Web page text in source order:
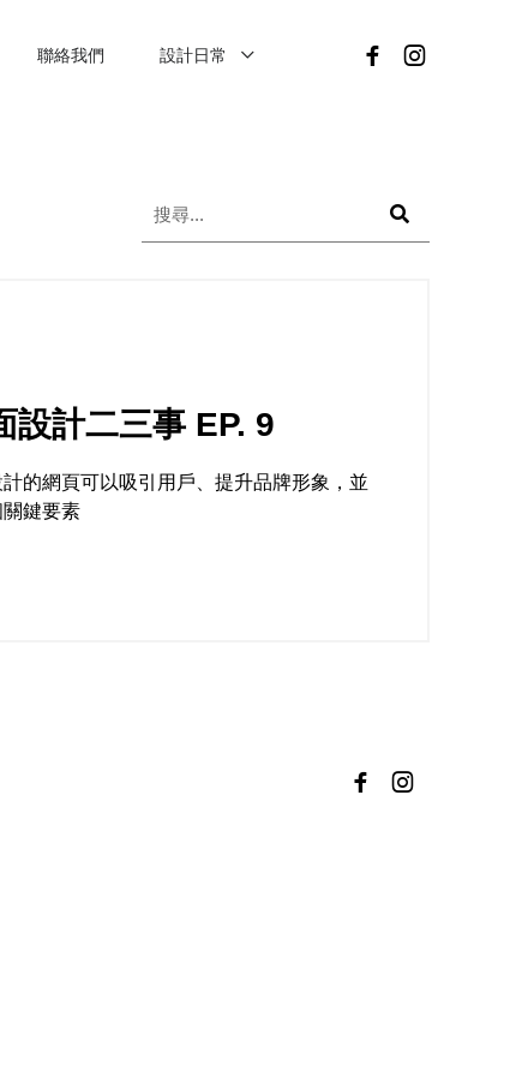
聯絡我們 設計日常
設計二三事 EP. 9
的網頁可以吸引用戶、提升品牌形象，並
鍵要素